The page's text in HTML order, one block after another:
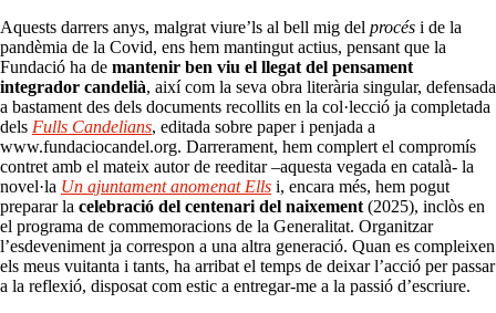
Aquests darrers anys, malgrat viure’ls al bell mig del procés i de la
pandèmia de la Covid, ens hem mantingut actius, pensant que la
Fundació ha de mantenir ben viu el llegat del pensament
integrador candelià, així com la seva obra literària singular, defensada
a bastament des dels documents recollits en la col·lecció ja completada
dels Fulls Candelians, editada sobre paper i penjada a
www.fundaciocandel.org. Darrerament, hem complert el compromís
contret amb el mateix autor de reeditar –aquesta vegada en català- la
novel·la Un ajuntament anomenat Ells i, encara més, hem pogut
preparar la celebració del centenari del naixement(2025), inclòs en
el programa de commemoracions de la Generalitat. Organitzar
l’esdeveniment ja correspon a una altra generació. Quan es compleixen
els meus vuitanta i tants, ha arribat el temps de deixar l’acció per passar
a la reflexió, disposat com estic a entregar-me a la passió d’escriure.